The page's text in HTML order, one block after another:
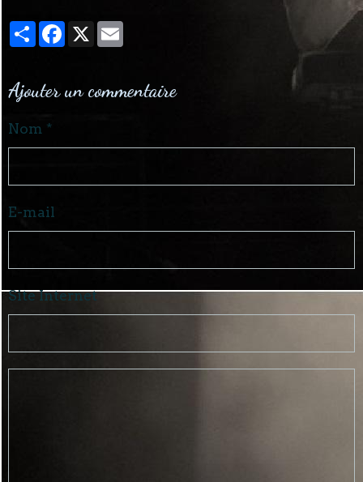
PartagerFacebook
X
Ajouter un commentaire
Nom
E-mail
Site Internet